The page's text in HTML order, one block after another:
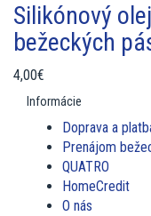
Silikónový
bežeckých
4,00€
Informácie
Doprava a
Prenájom
QUATRO
HomeCredit
O nás